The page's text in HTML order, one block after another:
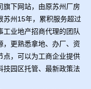
下网站，由原苏州厂房
苏州15年，累积服务超过
工业地产招商代理的团队
，更熟悉拿地、办厂、资
点，可以为工商企业提供
技园区托管、最新政策法